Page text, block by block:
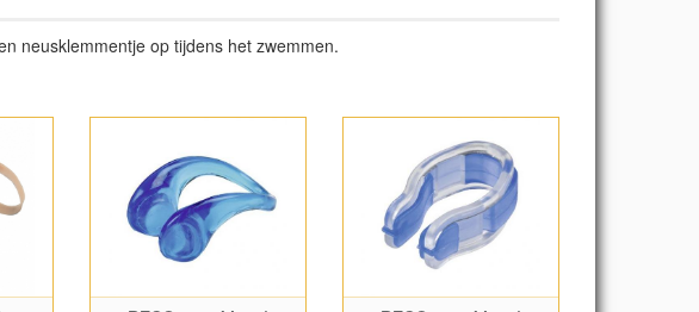
neusklemmentje op tijdens het zwemmen.